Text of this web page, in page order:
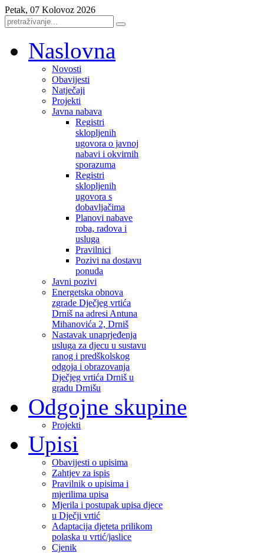
Petak, 07 Kolovoz 2026
Naslovna
Novosti
Obavijesti
Natječaji
Projekti
Javna nabava
Registri
sklopljenih
ugovora o javnoj
nabavi i okvirnih
sporazuma
Registri
sklopljenih
ugovora s
dobavljačima
Planovi nabave
roba, radova i
usluga
Pravilnici
Pozivi na dostavu
ponuda
Javni pozivi
Energetska obnova
zgrade Dječjeg vrtića
Drniš na adresi Antuna
Mihanovića 2, Drniš
Nastavak unaprjeđenja
usluga za djecu u sustavu
ranog i predškolskog
odgoja i obrazovanja
Dječjeg vrtića Drniš u
gradu Drnišu
Odgojne skupine
Projekti
Upisi
Obavijesti o upisima
Zahtjev za ispis
Pravilnik o upisima i
mjerilima upisa
Mjerila i postupak upisa djece
u Dječji vrtić
Adaptacija djeteta prilikom
polaska u vrtić/jaslice
Cjenik